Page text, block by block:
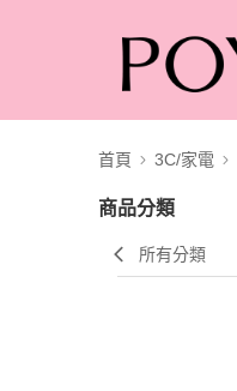
首頁 3C/家電
商品分類
所有分類